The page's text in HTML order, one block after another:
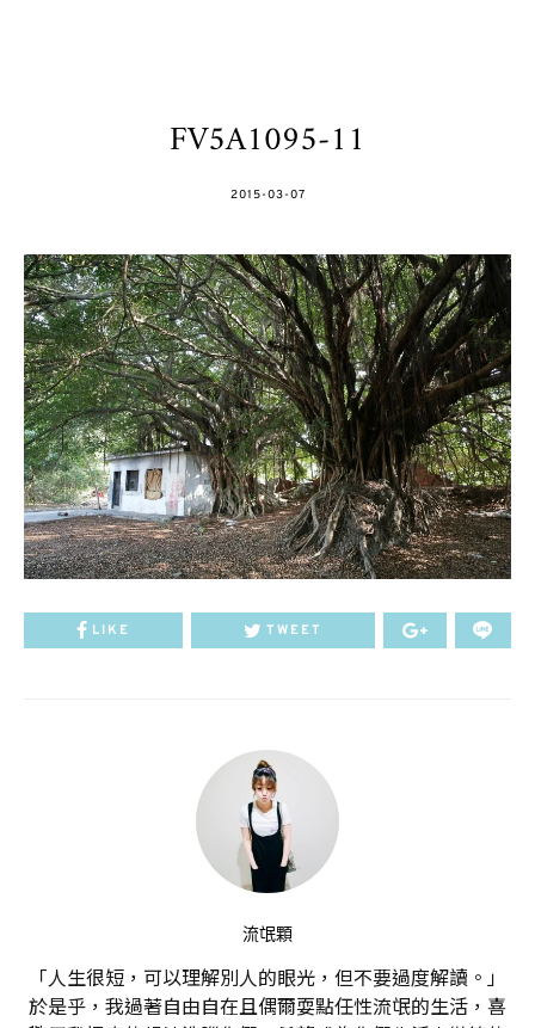
FV5A1095-11
POSTED
2015-03-07
LIKE TWEET
流氓顆
「人生很短，可以理解別人的眼光，但不要過度解讀。」
於是乎，我過著自由自在且偶爾耍點任性流氓的生活，喜